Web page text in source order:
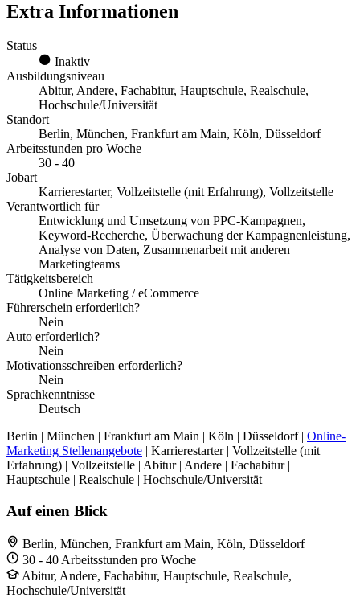
Extra Informationen
Status
Inaktiv
Ausbildungsniveau
Abitur, Andere, Fachabitur, Hauptschule, Realschule,
Hochschule/Universität
Standort
Berlin, München, Frankfurt am Main, Köln, Düsseldorf
Arbeitsstunden pro Woche
30 - 40
Jobart
Karrierestarter, Vollzeitstelle (mit Erfahrung), Vollzeitstelle
Verantwortlich für
Entwicklung und Umsetzung von PPC-Kampagnen,
Keyword-Recherche, Überwachung der Kampagnenleistung,
Analyse von Daten, Zusammenarbeit mit anderen
Marketingteams
Tätigkeitsbereich
Online Marketing / eCommerce
Führerschein erforderlich?
Nein
Auto erforderlich?
Nein
Motivationsschreiben erforderlich?
Nein
Sprachkenntnisse
Deutsch
Berlin | München | Frankfurt am Main | Köln | Düsseldorf | Online-
Marketing Stellenangebote | Karrierestarter | Vollzeitstelle (mit
Erfahrung) | Vollzeitstelle | Abitur | Andere | Fachabitur |
Hauptschule | Realschule | Hochschule/Universität
Auf einen Blick
Berlin, München, Frankfurt am Main, Köln, Düsseldorf
30 - 40 Arbeitsstunden pro Woche
Abitur, Andere, Fachabitur, Hauptschule, Realschule,
Hochschule/Universität